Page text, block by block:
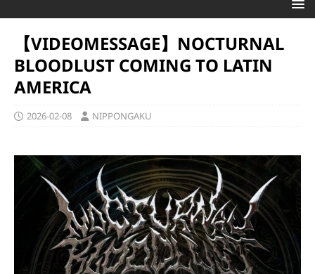
【VIDEOMESSAGE】NOCTURNAL
BLOODLUST COMING TO LATIN
AMERICA
2026-02-08 NIPPONGAKU